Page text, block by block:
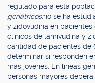
regulado para esta
geriátricos:no se ha
y zidovudina en pacientes
clínicos de lamivudina y
cantidad de pacientes de
determinar si responden
más jóvenes. En líneas
personas mayores